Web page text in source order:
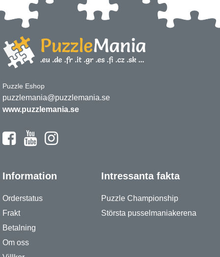
Puzzle Eshop
puzzlemania@puzzlemania.se
www.puzzlemania.se
Information
Orderstatus
Frakt
Betalning
Om oss
Intressanta fakta
Puzzle Championship
Största pusselmaniakerena